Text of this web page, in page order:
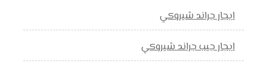
ايجار جراند شيروكي
ايجار جيب جراند شيروكي